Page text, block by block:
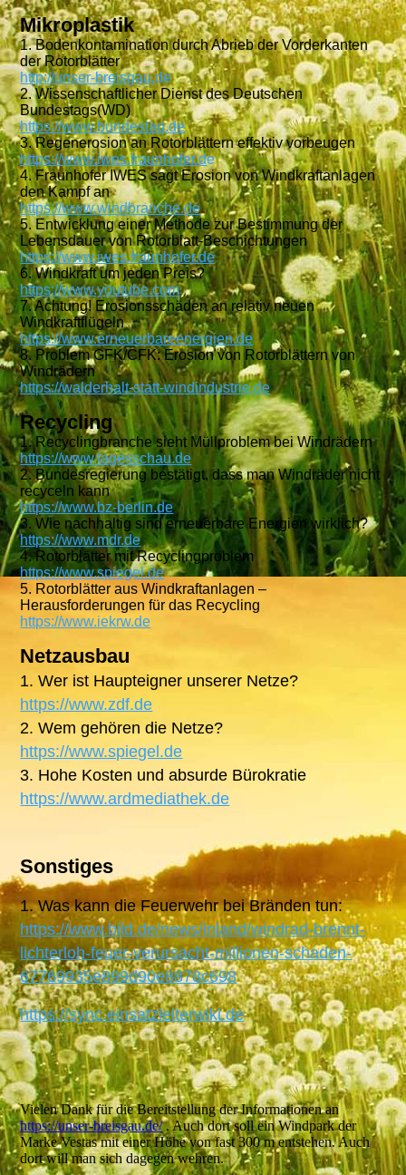
Mikroplastik
1. Bodenkontamination durch Abrieb der Vorderkanten
der Rotorblätter
http://unser-breisgau.de
2. Wissenschaftlicher Dienst des Deutschen
Bundestags(WD)
https://www.bundestag.de
3. Regenerosion an Rotorblättern effektiv vorbeugen
https://www.iwes.fraunhofer.de
4. Fraunhofer IWES sagt Erosion von Windkraftanlagen
den Kampf an
https://www.windbranche.de
5. Entwicklung einer Methode zur Bestimmung der
Lebensdauer von Rotorblatt-Beschichtungen
https://www.iwes.fraunhofer.de
6. Windkraft um jeden Preis?
https://www.youtube.com
7. Achtung! Erosionsschäden an relativ neuen
Windkraftflügeln
https://www.erneuerbareenergien.de
8. Problem GFK/CFK: Erosion von Rotorblättern von
Windrädern
https://walderhalt-statt-windindustrie.de
Recycling
1. Recyclingbranche sieht Müllproblem bei Windrädern
https://www.tagesschau.de
2. Bundesregierung bestätigt, dass man Windräder nicht
recyceln kann
https://www.bz-berlin.de
3. Wie nachhaltig sind erneuerbare Energien wirklich?
https://www.mdr.de
4. Rotorblätter mit Recyclingproblem
https://www.spiegel.de
5. Rotorblätter aus Windkraftanlagen –
Herausforderungen für das Recycling
https://www.iekrw.de
Netzausbau
1. Wer ist Haupteigner unserer Netze?
https://www.zdf.de
2. Wem gehören die Netze?
https://www.spiegel.de
3. Hohe Kosten und absurde Bürokratie
https://www.ardmediathek.de
Sonstiges
1. Was kann die Feuerwehr bei Bränden tun:
https://www.bild.de/news/inland/windrad-brennt-
lichterloh-feuer-verursacht-millionen-schaden-
67769935e899d90e8878c698
https://sync.einsatzleiterwiki.de
Vielen Dank für die Bereitstellung der Informationen an
https://unser-breisgau.de/. Auch dort soll ein Windpark der
Marke Vestas mit einer Höhe von fast 300 m entstehen. Auch
dort will man sich dagegen wehren.